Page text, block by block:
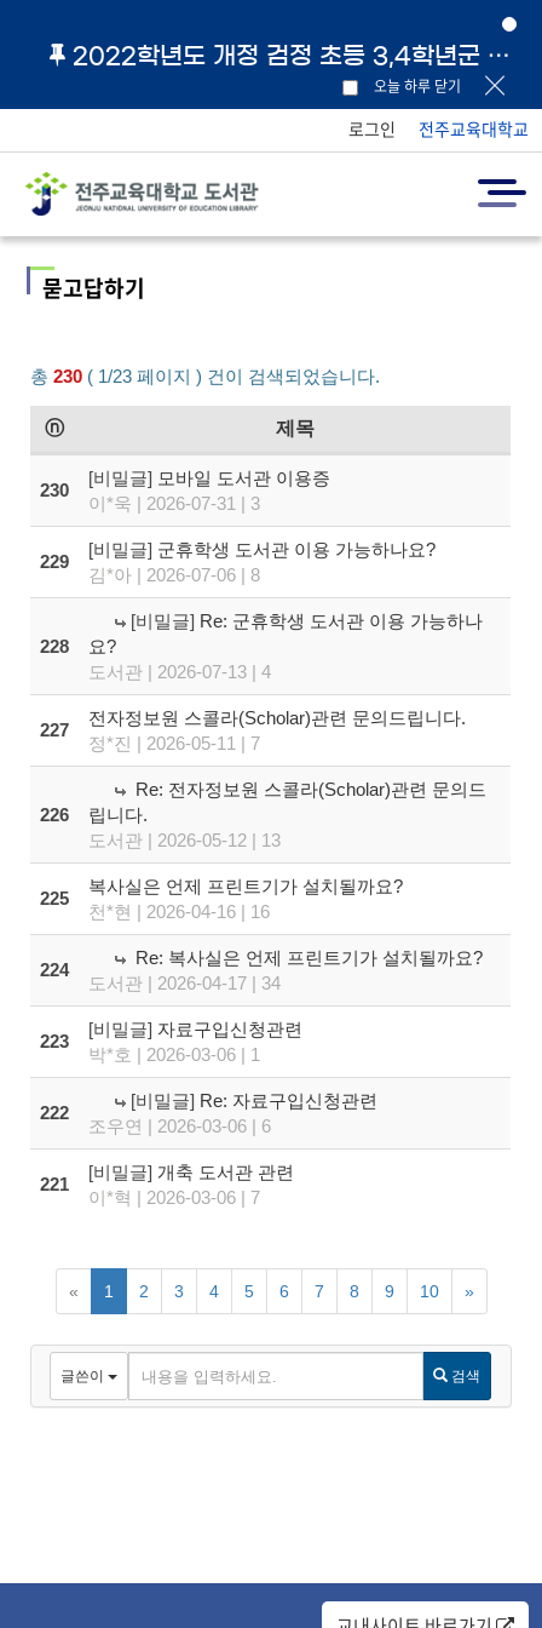
2022학년도 개정 검정 초등 3,4학년군 교과서 및 지도서 원문 링크 안내
오늘 하루 닫기
로그인 전주교육대학교
묻고답하기
총230 ( 1/23 페이지 ) 건이 검색되었습니다.
ⓝ 제목
230
[비밀글] 모바일 도서관 이용증
이*욱 | 2026-07-31 | 3
229
[비밀글] 군휴학생 도서관 이용 가능하나요?
김*아 | 2026-07-06 | 8
228
[비밀글] Re: 군휴학생 도서관 이용 가능하나
요?
도서관 | 2026-07-13 | 4
227
전자정보원 스콜라(Scholar)관련 문의드립니다.
정*진 | 2026-05-11 | 7
226
Re: 전자정보원 스콜라(Scholar)관련 문의드
립니다.
도서관 | 2026-05-12 | 13
225
복사실은 언제 프린트기가 설치될까요?
천*현 | 2026-04-16 | 16
224
Re: 복사실은 언제 프린트기가 설치될까요?
도서관 | 2026-04-17 | 34
223
[비밀글] 자료구입신청관련
박*호 | 2026-03-06 | 1
222
[비밀글] Re: 자료구입신청관련
조우연 | 2026-03-06 | 6
221
[비밀글] 개축 도서관 관련
이*혁 | 2026-03-06 | 7
« 1 2 3 4 5 6 7 8 9 10 »
글쓴이 검색